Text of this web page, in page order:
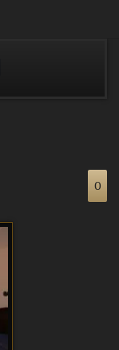
0